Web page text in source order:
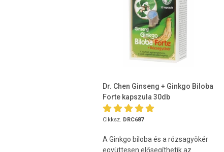
Dr. Chen Ginseng + Ginkgo Biloba
Forte kapszula 30db
Cikksz. DRC687
A Ginkgo biloba és a rózsagyökér
együttesen elősegíthetik az